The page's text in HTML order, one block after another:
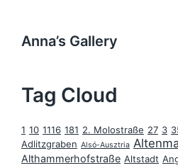
Anna’s Gallery
Tag Cloud
1 10 1116 181 2. Molostraße 27 3
Adlitzgraben Alsó-Ausztria
Althammerhofstraße Altstadt